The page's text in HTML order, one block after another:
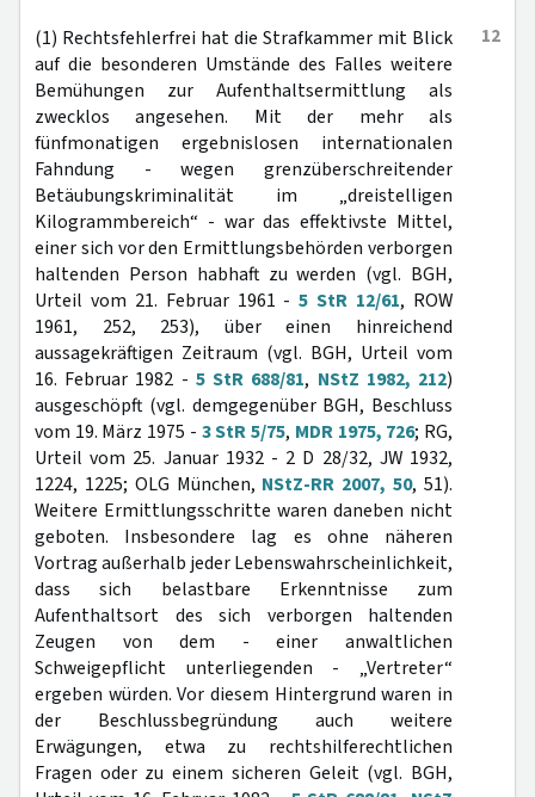
12
(1) Rechtsfehlerfrei hat die Strafkammer mit Blick
auf die besonderen Umstände des Falles weitere
Bemühungen zur Aufenthaltsermittlung als
zwecklos angesehen. Mit der mehr als
fünfmonatigen ergebnislosen internationalen
Fahndung - wegen grenzüberschreitender
Betäubungskriminalität im „dreistelligen
Kilogrammbereich“ - war das effektivste Mittel,
einer sich vor den Ermittlungsbehörden verborgen
haltenden Person habhaft zu werden (vgl. BGH,
Urteil vom 21. Februar 1961 -5 StR 12/61, ROW
1961, 252, 253), über einen hinreichend
aussagekräftigen Zeitraum (vgl. BGH, Urteil vom
16. Februar 1982 - 5 StR 688/81, NStZ 1982, 212)
ausgeschöpft (vgl. demgegenüber BGH, Beschluss
vom 19. März 1975 - 3 StR 5/75, MDR 1975, 726; RG,
Urteil vom 25. Januar 1932 - 2 D 28/32, JW 1932,
1224, 1225; OLG München, NStZ-RR 2007, 50, 51).
Weitere Ermittlungsschritte waren daneben nicht
geboten. Insbesondere lag es ohne näheren
Vortrag außerhalb jeder Lebenswahrscheinlichkeit,
dass sich belastbare Erkenntnisse zum
Aufenthaltsort des sich verborgen haltenden
Zeugen von dem - einer anwaltlichen
Schweigepflicht unterliegenden - „Vertreter“
ergeben würden. Vor diesem Hintergrund waren in
der Beschlussbegründung auch weitere
Erwägungen, etwa zu rechtshilferechtlichen
Fragen oder zu einem sicheren Geleit (vgl. BGH,